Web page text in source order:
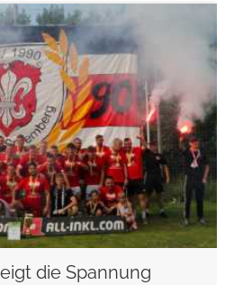
die Spannung